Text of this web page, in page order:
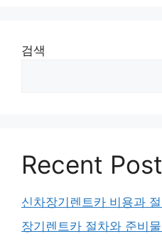
검색
Recent
신차장기렌트카 비용과
장기렌트카 절차와 준비